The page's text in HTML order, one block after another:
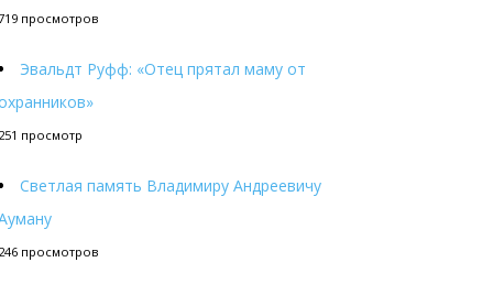
просмотров
Эвальдт Руфф: «Отец прятал маму от
просмотр
Светлая память Владимиру Андреевичу
просмотров